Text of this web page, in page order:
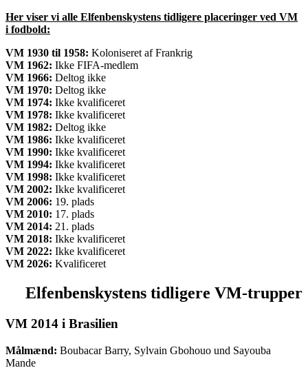
Her viser vi alle Elfenbenskystens tidligere placeringer ved VM
i fodbold:
VM 1930 til 1958: Koloniseret af Frankrig
VM 1962: Ikke FIFA-medlem
VM 1966: Deltog ikke
VM 1970: Deltog ikke
VM 1974: Ikke kvalificeret
VM 1978: Ikke kvalificeret
VM 1982: Deltog ikke
VM 1986: Ikke kvalificeret
VM 1990: Ikke kvalificeret
VM 1994: Ikke kvalificeret
VM 1998: Ikke kvalificeret
VM 2002: Ikke kvalificeret
VM 2006: 19. plads
VM 2010: 17. plads
VM 2014: 21. plads
VM 2018: Ikke kvalificeret
VM 2022: Ikke kvalificeret
VM 2026: Kvalificeret
Elfenbenskystens tidligere VM-trupper
VM 2014 i Brasilien
Målmænd: Boubacar Barry, Sylvain Gbohouo und Sayouba
Mande